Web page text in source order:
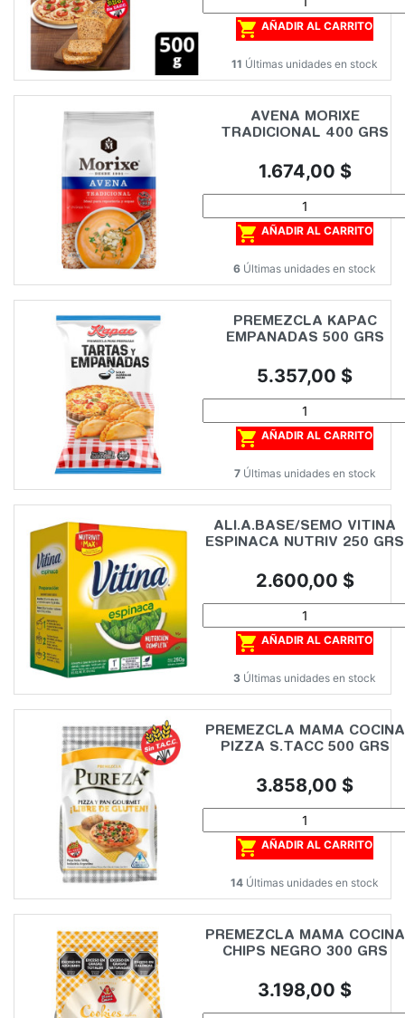
 AÑADIR AL CARRITO
11 Últimas unidades en stock
AVENA MORIXE
TRADICIONAL 400 GRS
Precio
1.674,00 $
 AÑADIR AL CARRITO
6 Últimas unidades en stock
PREMEZCLA KAPAC
EMPANADAS 500 GRS
Precio
5.357,00 $
 AÑADIR AL CARRITO
7 Últimas unidades en stock
ALI.A.BASE/SEMO VITINA
ESPINACA NUTRIV 250 GRS
Precio
2.600,00 $
 AÑADIR AL CARRITO
3 Últimas unidades en stock
PREMEZCLA MAMA COCINA
PIZZA S.TACC 500 GRS
Precio
3.858,00 $
 AÑADIR AL CARRITO
14 Últimas unidades en stock
PREMEZCLA MAMA COCINA
CHIPS NEGRO 300 GRS
Precio
3.198,00 $